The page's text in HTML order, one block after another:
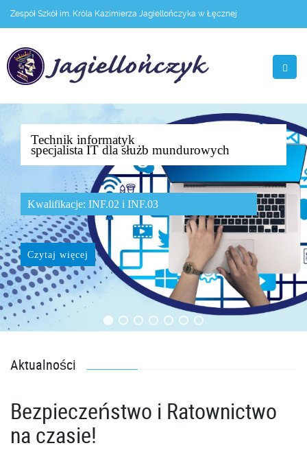
Zespół Szkół im. Króla Kazimierza Jagiellończyka w Łęcznej
Technik informatyk
specjalista IT dla służb mundurowych
Kwalifikacje: INF.02 i INF.03
Czytaj więcej
Aktualności
Bezpieczeństwo i Ratownictwo
na czasie!